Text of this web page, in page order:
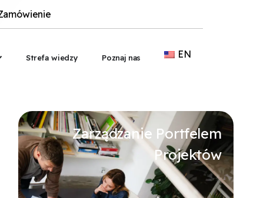
Outsourcing
Strefa wiedzy Poznaj nas EN
Zarządzanie Portfelem
Projektów